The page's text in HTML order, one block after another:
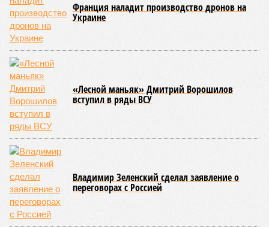
Франция наладит производство дронов на
Украине
«Лесной маньяк» Дмитрий Ворошилов
вступил в ряды ВСУ
Владимир Зеленский сделал заявление о
переговорах с Россией